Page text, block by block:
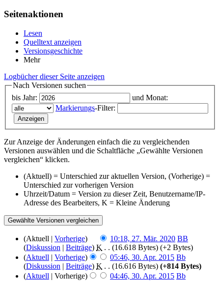
Seitenaktionen
Lesen
Quelltext anzeigen
Versionsgeschichte
Mehr
Logbücher dieser Seite anzeigen
Nach Versionen suchen
bis Jahr:
und Monat:
Markierungs-Filter:
Zur Anzeige der Änderungen einfach die zu vergleichenden
Versionen auswählen und die Schaltfläche „Gewählte Versionen
vergleichen“ klicken.
(Aktuell) = Unterschied zur aktuellen Version, (Vorherige) =
Unterschied zur vorherigen Version
Uhrzeit/Datum = Version zu dieser Zeit, Benutzername/IP-
Adresse des Bearbeiters, K = Kleine Änderung
(Aktuell | Vorherige) 10:18, 27. Mär. 2020 BB
(Diskussion | Beiträge) K . . (16.618 Bytes) (+2 Bytes)
(Aktuell | Vorherige) 05:46, 30. Apr. 2015 Bb
(Diskussion | Beiträge) K . . (16.616 Bytes) (+814 Bytes)
(Aktuell | Vorherige) 04:46, 30. Apr. 2015 Bb